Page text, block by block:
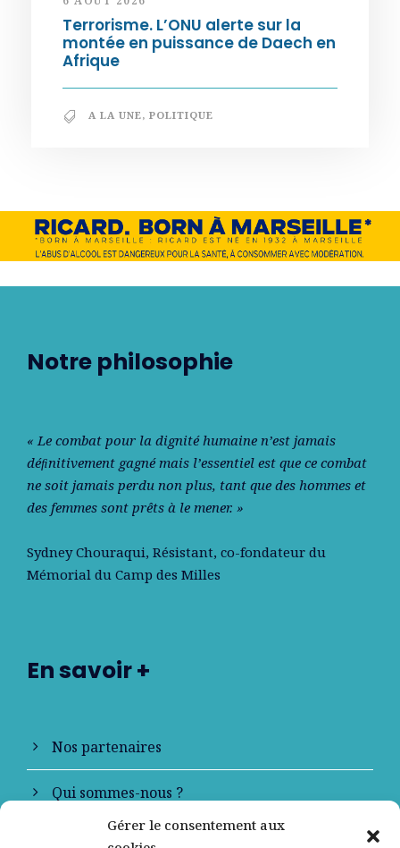
Gérer le consentement aux
Terrorisme. L’ONU alerte sur la
montée en puissance de Daech en
Afrique
A LA UNE, POLITIQUE
Notre philosophie
« Le combat pour la dignité humaine n’est jamais
déﬁnitivement gagné mais l’essentiel est que ce combat
ne soit jamais perdu non plus, tant que des hommes et
des femmes sont prêts à le mener. »
Sydney Chouraqui, Résistant, co-fondateur du
Mémorial du Camp des Milles
En savoir +
Nos partenaires
Qui sommes-nous ?
Contactez-nous